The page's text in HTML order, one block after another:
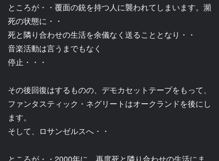
ところが・・覆面の銃を持つ人に襲われてしまいます。瀕
死の状態に・・
死と隣り合わせの生活を余儀なく送ることとなり・・
音楽活動は言うまでもなく
停止・・・
その後回復はするものの、デモカセットテープをもって、
ファンタスティック・ネグリートはオークランドを後にし
ます。
そして、ロサンゼルスへ・・
ところが・・2000年に、再度死と隣り合わせの生活にま